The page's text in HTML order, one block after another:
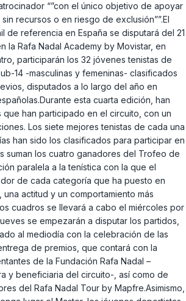
“”con el único objetivo de apoyar
recursos o en riesgo de exclusión””.El
de referencia en España se disputará del 21
la Rafa Nadal Academy by Movistar, en
participarán los 32 jóvenes tenistas de
14 -masculinas y femeninas- clasificados
disputados a lo largo del año en
esta cuarta edición, han
que han participado en el circuito, con un
Los siete mejores tenistas de cada una
han sido los clasificados para participar en
suman los cuatro ganadores del Trofeo de
paralela a la tenística con la que el
de cada categoría que ha puesto en
actitud y un comportamiento más
cuadros se llevará a cabo el miércoles por
se empezarán a disputar los partidos,
al mediodía con la celebración de las
de premios, que contará con la
de la Fundación Rafa Nadal –
y beneficiaria del circuito-, así como de
del Rafa Nadal Tour by Mapfre.Asimismo,